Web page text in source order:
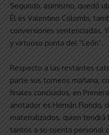
Segundo, asimismo, quedó
Él es Valentino Colombi,
conversiones sentenciadas.
y virtuoso punta del “León”.
Respecto a las restantes
parte sus torneos mañana,
finales concluidos, en
anotador es Hernán Florido,
materializados, quien
tantos a su cuenta personal